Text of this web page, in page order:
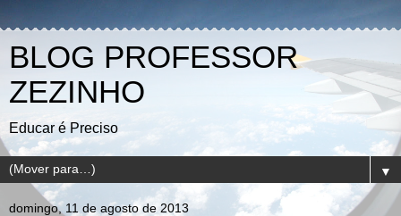
BLOG PROFESSOR
ZEZINHO
Educar é Preciso
▼
domingo, 11 de agosto de 2013